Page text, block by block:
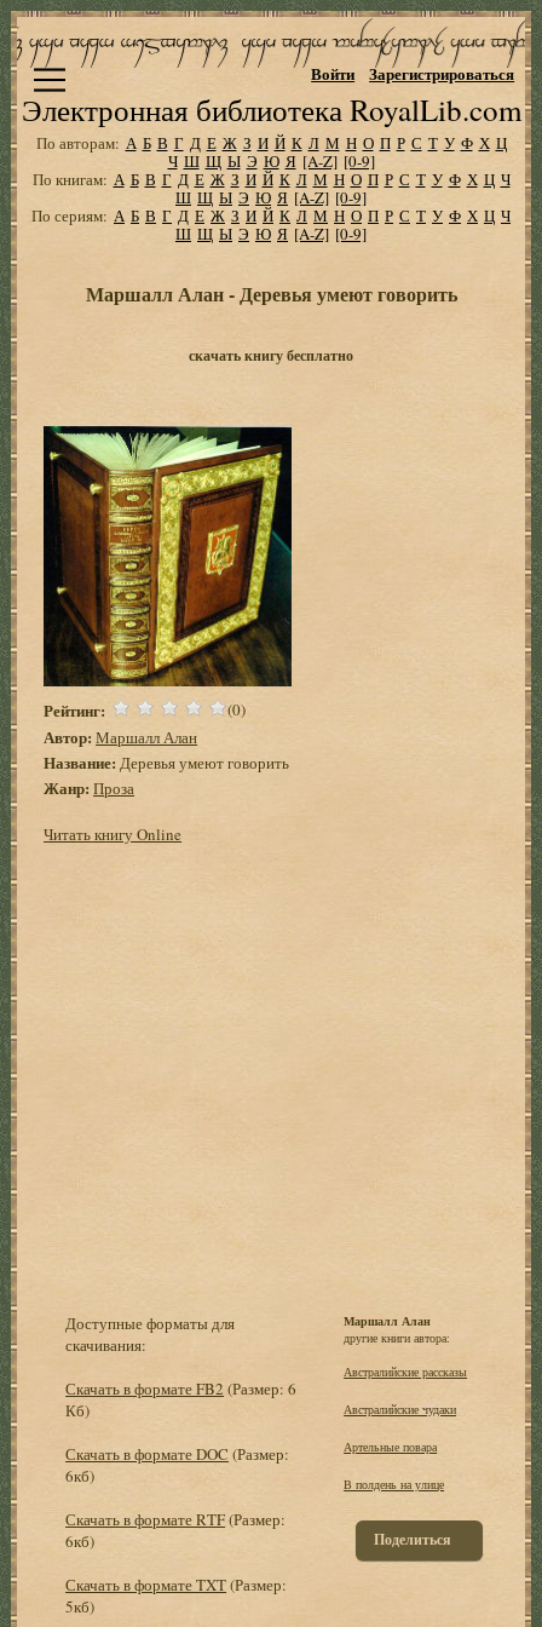
Электронная библиотека RoyalLib.com
Войти Зарегистрироваться
По авторам: А Б В Г Д Е Ж З И Й К Л М Н О П Р С Т У Ф Х Ц
Ч Ш Щ Ы Э Ю Я [A-Z] [0-9]
По книгам: А Б В Г Д Е Ж З И Й К Л М Н О П Р С Т У Ф Х Ц Ч
Ш Щ Ы Э Ю Я [A-Z] [0-9]
По сериям: А Б В Г Д Е Ж З И Й К Л М Н О П Р С Т У Ф Х Ц Ч
Ш Щ Ы Э Ю Я [A-Z] [0-9]
Маршалл Алан - Деревья умеют говорить
скачать книгу бесплатно
Рейтинг: (0)
Автор: Маршалл Алан
Название: Деревья умеют говорить
Жанр: Проза
Читать книгу Online
Доступные форматы для
скачивания:
Скачать в формате FB2 (Размер: 6
Кб)
Скачать в формате DOC (Размер:
6кб)
Скачать в формате RTF(Размер:
6кб)
Скачать в формате TXT(Размер:
5кб)
Маршалл Алан
другие книги автора:
Австралийские рассказы
Австралийские чудаки
Артельные повара
В полдень на улице
Поделиться